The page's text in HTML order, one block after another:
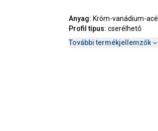
Anyag: Króm-vanádium-acél
Profil típus: cserélhető
További termékjellemzők